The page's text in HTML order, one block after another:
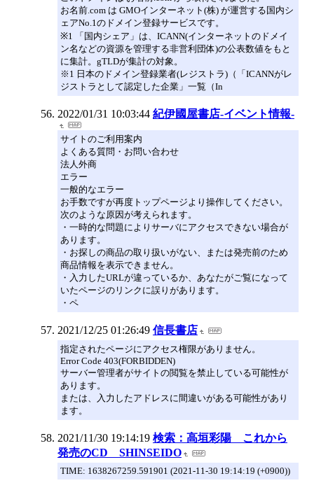
お名前.com は GMOインターネット(株) が運営する国内シ
ェアNo.1のドメイン登録サービスです。
※1 「国内シェア」は、ICANN(インターネットのドメイ
ン名などの資源を管理する非営利団体)の公表数値をもと
に集計。gTLDが集計の対象。
※1 日本のドメイン登録業者(レジストラ)（「ICANNがレ
ジストラとして認定した企業」一覧（In
2022/01/31 10:03:44 紀伊國屋書店-イベント情報-
サイトのご利用案内
よくある質問・お問い合わせ
法人外商
エラー
一般的なエラー
お手数ですが再度トップページより操作してください。
次のような原因が考えられます。
・一時的な問題によりサーバにアクセスできない場合が
あります。
・お探しの商品の取り扱いがない、または発売前のため
商品情報を表示できません。
・入力したURLが違っているか、あなたがご覧になって
いたページのリンクに誤りがあります。
・ペ
2021/12/25 01:26:49 信長書店
指定されたページにアクセス権限がありません。
Error Code 403(FORBIDDEN)
サーバー管理者がサイトの閲覧を禁止している可能性が
あります。
または、入力したアドレスに間違いがある可能性があり
ます。
2021/11/30 19:14:19 検索：高垣彩陽 これから
発売のCD SHINSEIDO
TIME: 1638267259.591901 (2021-11-30 19:14:19 (+0900))